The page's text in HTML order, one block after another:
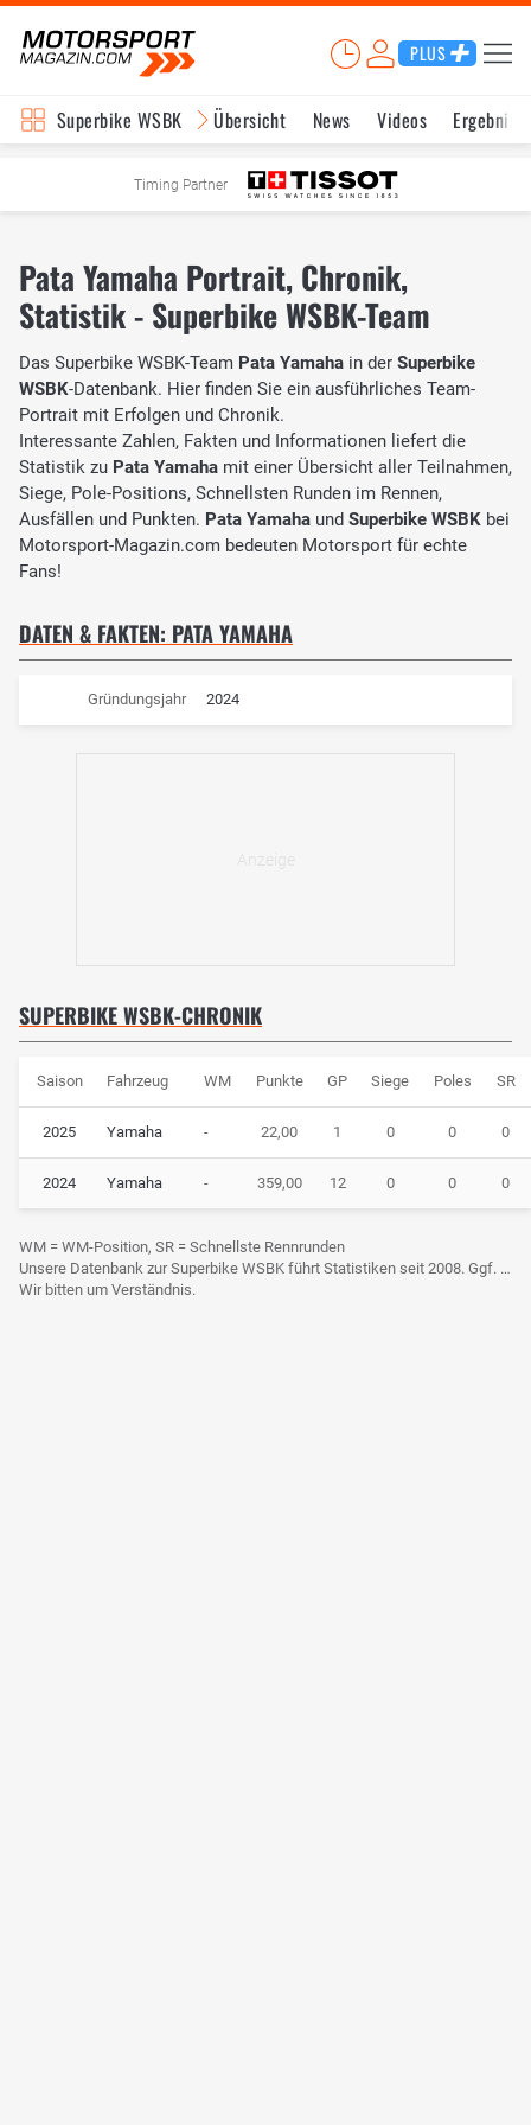
PLUS
Superbike WSBK Übersicht News Videos
Timing Partner
Pata Yamaha Portrait, Chronik,
Statistik - Superbike WSBK-Team
Das Superbike WSBK-Team Pata Yamaha in der Superbike
WSBK-Datenbank. Hier finden Sie ein ausführliches Team-
Portrait mit Erfolgen und Chronik.
Interessante Zahlen, Fakten und Informationen liefert die
Statistik zu Pata Yamaha mit einer Übersicht aller Teilnahmen,
Siege, Pole-Positions, Schnellsten Runden im Rennen,
Ausfällen und Punkten. Pata Yamaha und Superbike WSBK bei
Motorsport-Magazin.com bedeuten Motorsport für echte
Fans!
DATEN & FAKTEN: PATA YAMAHA
Gründungsjahr 2024
SUPERBIKE WSBK-CHRONIK
Saison Fahrzeug WM Punkte GP Siege Poles SR
2025 Yamaha - 22,00 1 0 0 0
2024 Yamaha - 359,00 12 0 0 0
WM = WM-Position, SR = Schnellste Rennrunden
Unsere Datenbank zur Superbike WSBK führt Statistiken seit 2008. Ggf. frühere Daten sind derzeit noch nicht berücksichtigt.
Wir bitten um Verständnis.